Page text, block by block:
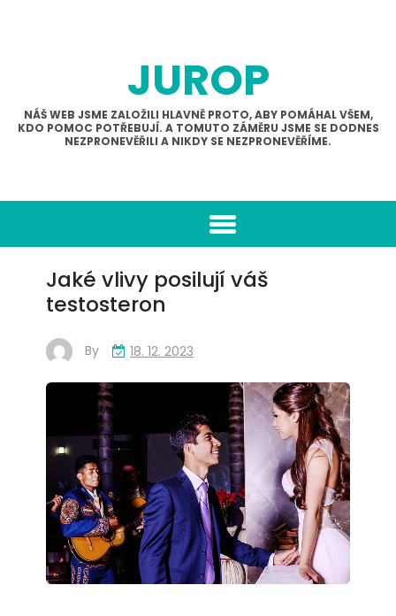
JUROP
NÁŠ WEB JSME ZALOŽILI HLAVNĚ PROTO, ABY POMÁHAL VŠEM,
KDO POMOC POTŘEBUJÍ. A TOMUTO ZÁMĚRU JSME SE DODNES
NEZPRONEVĚŘILI A NIKDY SE NEZPRONEVĚŘÍME.
Jaké vlivy posilují váš
testosteron
By 18. 12. 2023